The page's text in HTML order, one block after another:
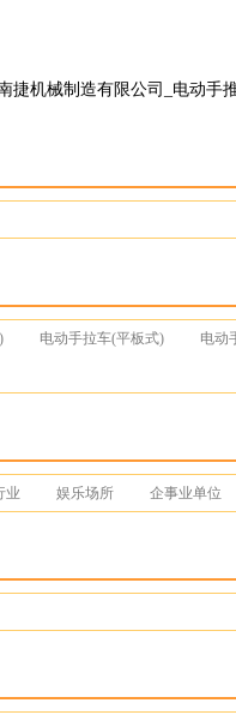
捷机械制造有限公司_电动手
电动手拉车(平板式) 电动
业 娱乐场所 企事业单位